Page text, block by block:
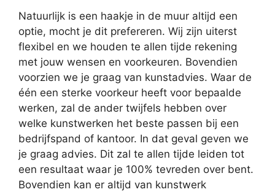
Natuurlijk is een haakje in de muur altijd een
optie, mocht je dit prefereren. Wij zijn uiterst
flexibel en we houden te allen tijde rekening
met jouw wensen en voorkeuren. Bovendien
voorzien we je graag van kunstadvies. Waar de
één een sterke voorkeur heeft voor bepaalde
werken, zal de ander twijfels hebben over
welke kunstwerken het beste passen bij een
bedrijfspand of kantoor. In dat geval geven we
je graag advies. Dit zal te allen tijde leiden tot
een resultaat waar je 100% tevreden over bent.
Bovendien kan er altijd van kunstwerk